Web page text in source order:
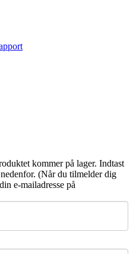
kommer på lager. Indtast
(Når du tilmelder dig
e-mailadresse på